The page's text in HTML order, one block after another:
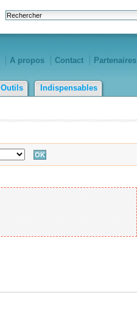
A propos Contact Partenaires
Outils Indispensables